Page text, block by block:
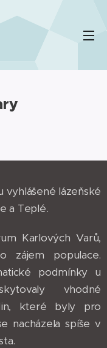
vyhlášené lázeňské
a Teplé.
Karlových Varů,
zájem populace.
podmínky u
vhodné
které byly pro
nacházela spíše v